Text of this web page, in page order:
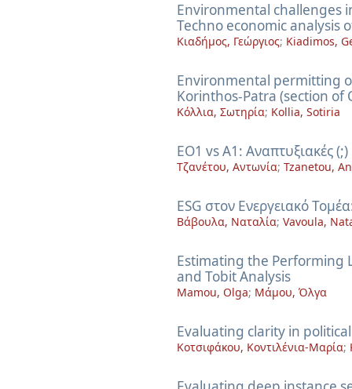
Environmental challenges
Techno economic analysis
Κιαδήμος, Γεώργιος; Kiadimos,
Environmental permitting
Korinthos-Patra (section of
Κόλλια, Σωτηρία; Kollia, Sotiria
EO1 vs A1: Αναπτυξιακές
Τζανέτου, Αντωνία; Tzanetou,
ESG στον Ενεργειακό
Βάβουλα, Ναταλία; Vavoula,
Estimating the Performing
and Tobit Analysis
Mamou, Olga; Μάμου, Όλγα
Evaluating clarity in
Κοτσιφάκου, Κοντιλένια-Μαρία;